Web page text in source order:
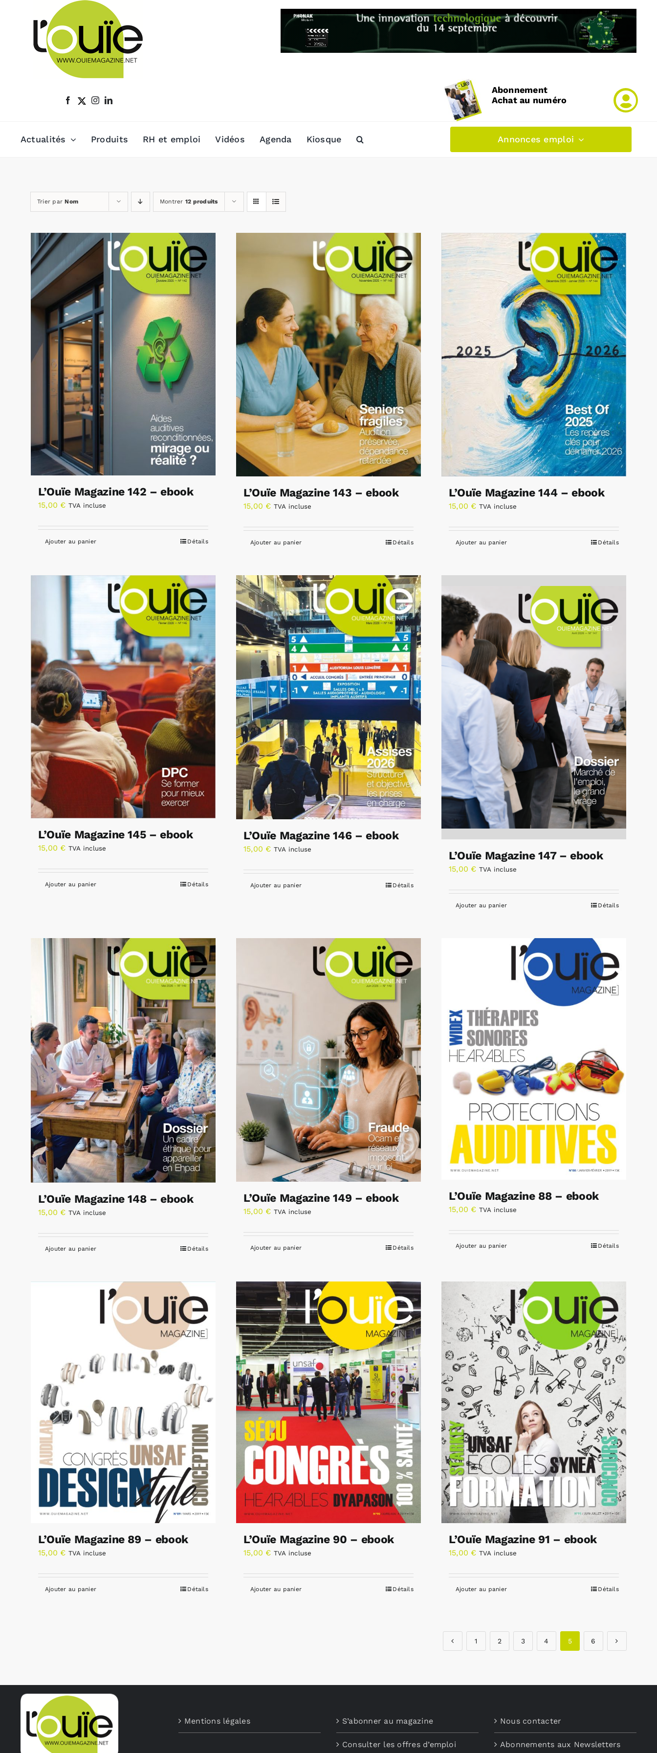
Abonnement
Achat au numéro
Actualités Produits RH et emploi Vidéos Agenda Kiosque Annonces emploi
Trier parNom Montrer 12 produits
L’Ouïe Magazine 142 – ebook
15,00 € TVA incluse
Ajouter au panier Détails
L’Ouïe Magazine 143 – ebook
15,00 € TVA incluse
Ajouter au panier Détails
L’Ouïe Magazine 144 – ebook
15,00 € TVA incluse
Ajouter au panier Détails
L’Ouïe Magazine 145 – ebook
15,00 € TVA incluse
Ajouter au panier Détails
L’Ouïe Magazine 146 – ebook
15,00 € TVA incluse
Ajouter au panier Détails
L’Ouïe Magazine 147 – ebook
15,00 € TVA incluse
Ajouter au panier Détails
L’Ouïe Magazine 148 – ebook
15,00 € TVA incluse
Ajouter au panier Détails
L’Ouïe Magazine 149 – ebook
15,00 € TVA incluse
Ajouter au panier Détails
L’Ouïe Magazine 88 – ebook
15,00 € TVA incluse
Ajouter au panier Détails
L’Ouïe Magazine 89 – ebook
15,00 € TVA incluse
Ajouter au panier Détails
L’Ouïe Magazine 90 – ebook
15,00 € TVA incluse
Ajouter au panier Détails
L’Ouïe Magazine 91 – ebook
15,00 € TVA incluse
Ajouter au panier Détails
1 2 3 4 5 6
Mentions légales S’abonner au magazine
Consulter les offres d’emploi
Nous contacter
Abonnements aux Newsletters